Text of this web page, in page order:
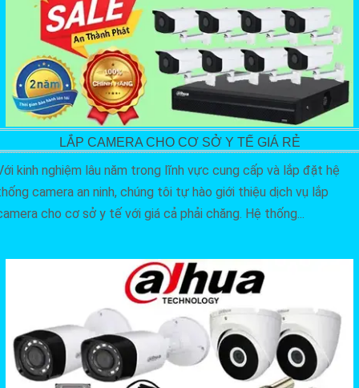
LẮP CAMERA CHO CƠ SỞ Y TẾ GIÁ RẺ
kinh nghiệm lâu năm trong lĩnh vực cung cấp và lắp đặt hệ
camera an ninh, chúng tôi tự hào giới thiệu dịch vụ lắp
cho cơ sở y tế với giá cả phải chăng. Hệ thống...